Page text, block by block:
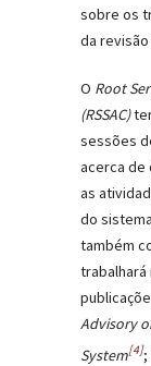
sobre os
da revisão
O Root
(RSSAC)
sessões
acerca de
as
do
também
trabalhará
Advisory
System[4];